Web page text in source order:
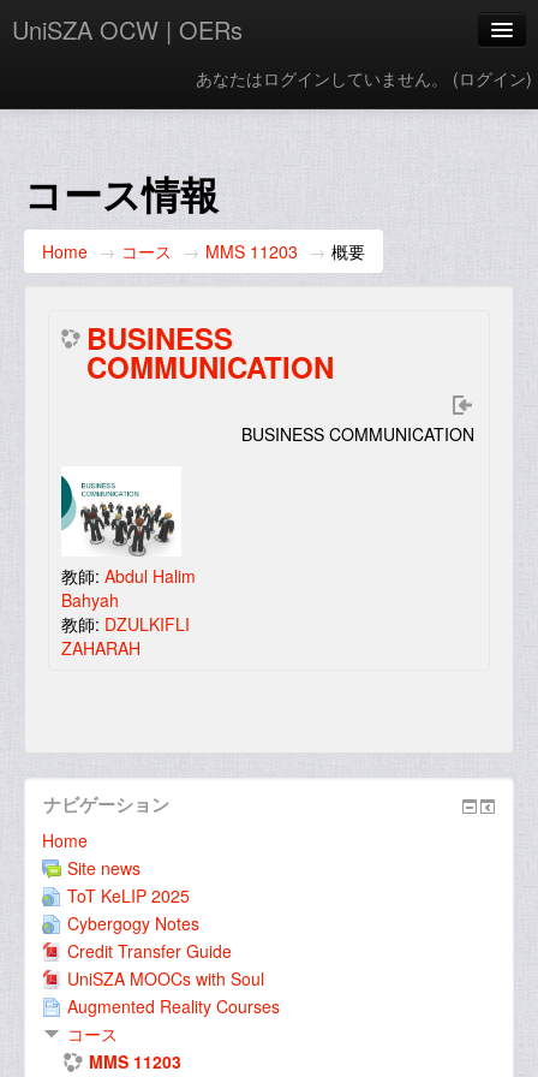
UniSZA OCW | OERs
あなたはログインしていません。 (ログイン)
e-Learning Website
UniSZA Website
コース情報
Home → コース → MMS 11203 → 概要
BUSINESS
COMMUNICATION
BUSINESS COMMUNICATION
教師: Abdul Halim
Bahyah
教師: DZULKIFLI
ZAHARAH
ナビゲーション
Home
Site news
ToT KeLIP 2025
Cybergogy Notes
Credit Transfer Guide
UniSZA MOOCs with Soul
Augmented Reality Courses
コース
MMS 11203